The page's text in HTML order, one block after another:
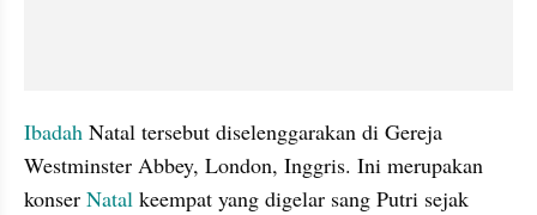
Ibadah Natal tersebut diselenggarakan di Gereja
Westminster Abbey, London, Inggris. Ini merupakan
konser Natal keempat yang digelar sang Putri sejak